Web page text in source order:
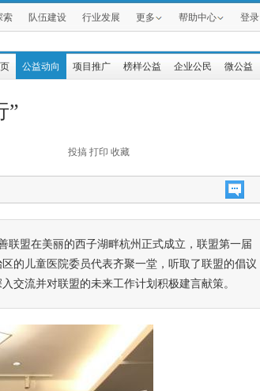
索 队伍建设 行业发展 更多 帮助中心 登录
公益动向 项目推广 榜样公益 企业公民 微公益
”
投搞 打印 收藏
联盟在美丽的西子湖畔杭州正式成立，联盟第一届
的儿童医院委员代表齐聚一堂，听取了联盟的倡议
交流并对联盟的未来工作计划积极建言献策。